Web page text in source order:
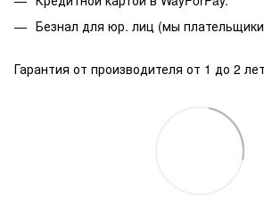
Безнал для юр. лиц (мы
Гарантия от производителя от 1 до 2